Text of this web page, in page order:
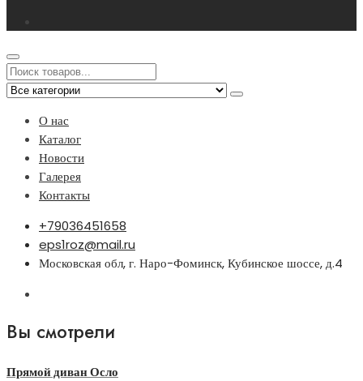
О нас
Каталог
Новости
Галерея
Контакты
+79036451658
eps1roz@mail.ru
Московская обл, г. Наро-Фоминск, Кубинское шоссе, д.4
Вы смотрели
Прямой диван Осло